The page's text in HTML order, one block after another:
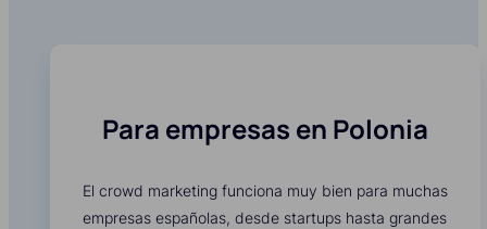
Para empresas en Polonia
El crowd marketing funciona muy bien para muchas
empresas españolas, desde startups hasta grandes